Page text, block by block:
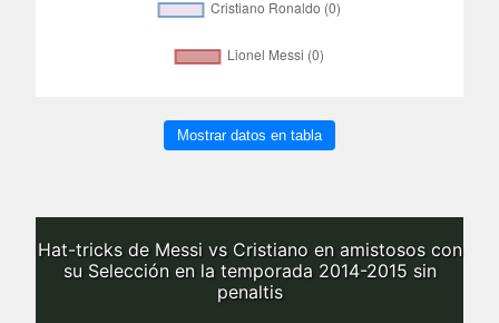
Mostrar datos en tabla
Hat-tricks de Messi vs Cristiano en amistosos con
su Selección en la temporada 2014-2015 sin
penaltis